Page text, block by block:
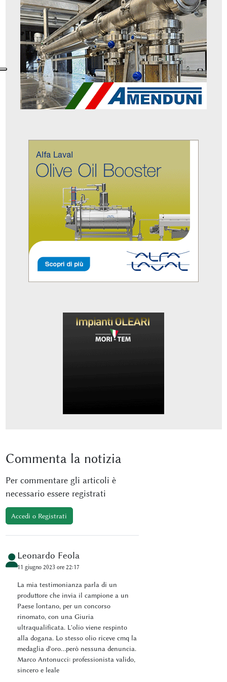
Commenta la notizia
Per commentare gli articoli è
necessario essere registrati
Accedi o Registrati
Leonardo Feola
11 giugno 2023 ore 22:17
La mia testimonianza parla di un
produttore che invia il campione a un
Paese lontano, per un concorso
rinomato, con una Giuria
ultraqualificata. L'olio viene respinto
alla dogana. Lo stesso olio riceve cmq la
medaglia d'oro...però nessuna denuncia.
Marco Antonucci: professionista valido,
sincero e leale